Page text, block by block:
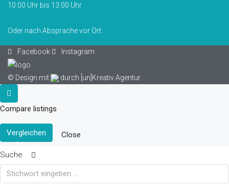
10:00 Uhr bis 13:00 Uhr
Oder nach Absprache vor Ort.
Facebook Instagram
© Design mit durch [un]Kreativ Agentur
Compare listings
Vergleichen Close
Suche